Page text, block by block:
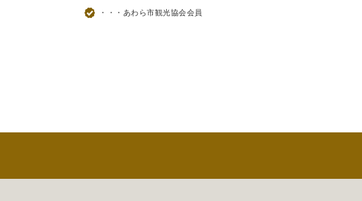
・・・あわら市観光協会会員